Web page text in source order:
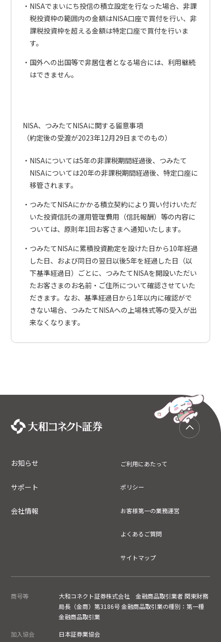
NISAでまいにち投信の積立設定を行なった場合、非課
税投資枠の範囲内の金額はNISA口座で買付を行い、非
課税投資枠を超える金額は特定口座で買付を行いま
す。
国外への出国等で非居住者となる場合には、利用継続
はできません。
NISA、つみたてNISAに関する留意事項
（約定後の受渡が2023年12月29日までのもの）
NISAについては5年の非課税期間経過後、つみたて
NISAについては20年の非課税期間経過後、特定口座に
移管されます。
つみたてNISAにかかる積立契約により買い付けいただ
いた投資信託の運用管理費用（信託報酬）等の内容に
ついては、原則年1回お客さまへ通知いたします。
つみたてNISAに累積投資勘定を設けた日から10年経過
した日、および同日の翌日以後5年を経過した日（以
下基準経過日）ごとに、つみたてNISAを開設いただい
たお客さまのお名前・ご住所について確認させていた
だきます。なお、基準経過日から1年以内に確認がで
きない場合、つみたてNISAへの上場株式等の受入が出
来なくなります。
お知らせ
サポート
会社情報
ご利用にあたって
ポリシー
お客様第一の業務運営
よくあるご質問
サイトマップ
商号等
大和コネクト証券株式会社 金融商品取引業者 関東財務
局長（金商）第3186号 金融商品取引業の種別：第一種
金融商品取引業
加入協会 日本証券業協会